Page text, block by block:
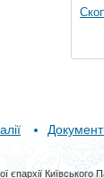
Київського